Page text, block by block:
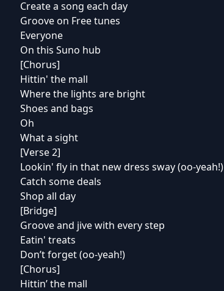
Create a song each day
Groove on Free tunes
Everyone
On this Suno hub
[Chorus]
Hittin' the mall
Where the lights are bright
Shoes and bags
Oh
What a sight
[Verse 2]
Lookin' fly in that new dress sway (oo-yeah!)
Catch some deals
Shop all day
[Bridge]
Groove and jive with every step
Eatin' treats
Don’t forget (oo-yeah!)
[Chorus]
Hittin’ the mall